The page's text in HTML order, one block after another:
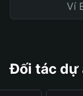
Ví
Đối tác dự